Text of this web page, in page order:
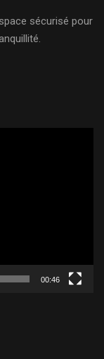
sécurisé pour
00:46